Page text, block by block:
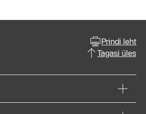
Prindi leht
Tagasi üles